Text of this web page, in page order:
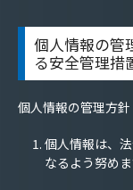
個人情報の管
る安全管理措
個人情報の管理方針
個人情報は、
なるよう努めま